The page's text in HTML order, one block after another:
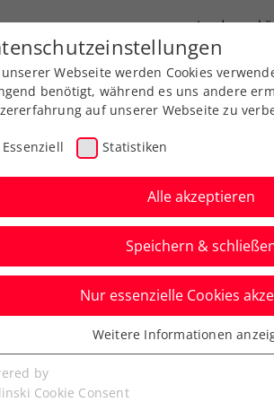
Ausbildung Services
kehrt als
Linz
Webseite werden Cookies
benötigt, während es uns andere
auf unserer Webseite zu
Essenziell Statistiken
Alle akzeptieren
Speichern &
Nur essenzielle Cookies
Cookies werden für grundlegende
benötigt. Dadurch ist gewährleistet,
Weitere Informationen
by
Cookie Consent